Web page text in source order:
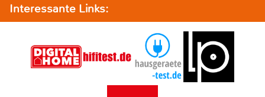
Interessante Links: